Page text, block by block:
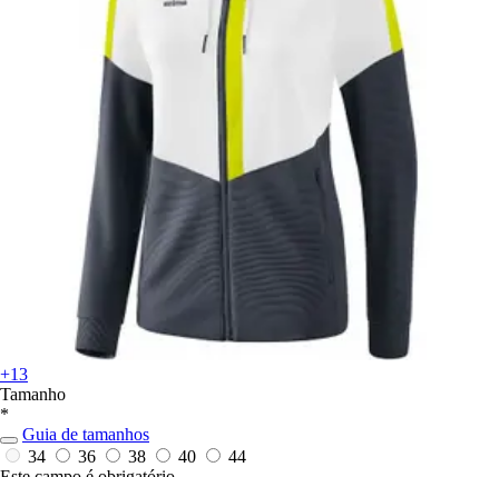
+13
Tamanho
*
Guia de tamanhos
34
36 38 40
44